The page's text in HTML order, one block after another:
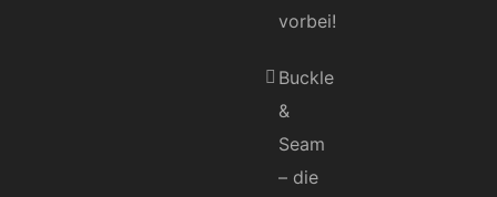
vorbei!
Buckle
&
Seam
– die